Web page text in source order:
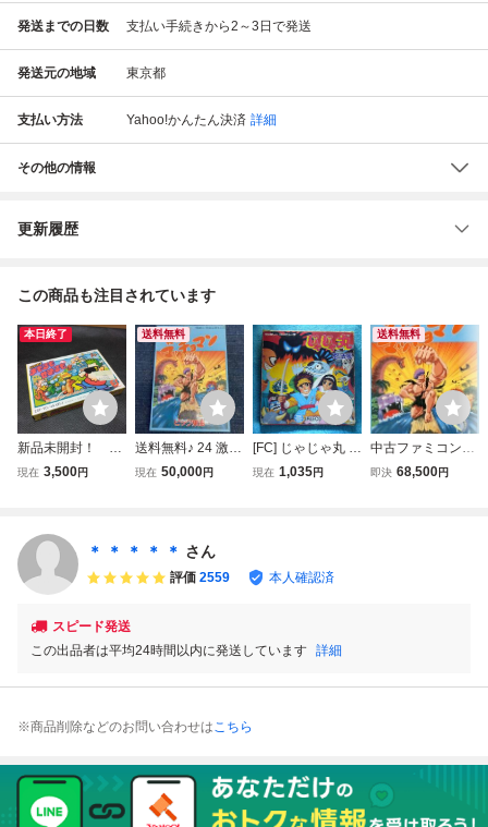
発送までの日数 支払い手続きから2～3日で発送
発送元の地域 東京都
支払い方法 Yahoo!かんたん決済 詳細
その他の情報
更新履歴
この商品も注目されています
本日終了
新品未開封！ フ
ァミコン 所さん
現在 3,500円
送料無料
送料無料♪ 24 激レ
ア♪ 美品♪ ソフト
FC
現在 50,000円
[FC] じゃじゃ丸 忍
法帳 / 箱付き / フ
現在 1,035円
送料無料
中古ファミコンソ
フト 突然!マッチ
即決 68,500円
＊ ＊ ＊ ＊ ＊ さん
評価 2559 本人確認済
スピード発送
この出品者は平均24時間以内に発送しています 詳細
※商品削除などのお問い合わせはこちら